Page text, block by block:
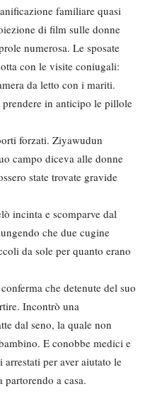
familiare quasi
di film sulle donne
numerosa. Le sposate
con le visite coniugali:
da letto con i mariti.
in anticipo le pillole
forzati. Ziyawudun
campo diceva alle donne
state trovate gravide
incinta e scomparve dal
che due cugine
da sole per quanto erano
che detenute del suo
Incontrò una
dal seno, la quale non
E conobbe medici e
per aver aiutato le
a casa.